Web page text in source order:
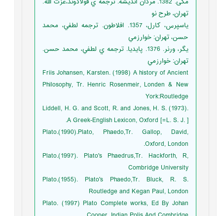
مگی. 1382. مردان انديشه. ترجمه ي فولادوند،عزت الله.
تهران، طرح نو
ياسپرس، کارل، 1357. افلاطون. ترجمه لطفي، محمد
حسن، تهران: خوارزمي
يگر، ورنر. 1376. پايديا. ترجمه ي لطفي، محمد حسن.
تهران: خوارزمي
Friis Johansen, Karsten. (1998) A history of Ancient
Philosophy, Tr. Henric Rosenmeir, Londen & New
York:Routledge
Liddell, H. G. and Scott, R. and Jones, H. S. (1973).
A Greek-English Lexicon, Oxford [=L. S. J. ].
Plato.(1990).Plato, Phaedo,Tr. Gallop, David,
Oxford, London.
Plato.(1997). Plato's Phaedrus,Tr. Hackforth, R,
Combridge University
Plato.(1955). Plato's Phaedo,Tr. Bluck, R. S.
Routledge and Kegan Paul, London
Plato. (1997) Plato Complete works, Ed By Johan